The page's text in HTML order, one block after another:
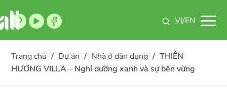
VI/EN
Trang chủ / Dự án / Nhà ở dân dụng / THIÊN
HƯƠNG VILLA – Nghỉ dưỡng xanh và sự bền vững